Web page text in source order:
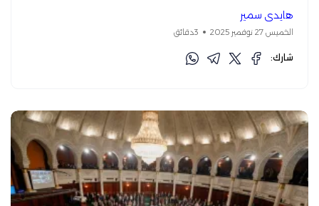
هايدي سمير
الخميس 27 نوفمبر 2025 3دقائق
شارك: